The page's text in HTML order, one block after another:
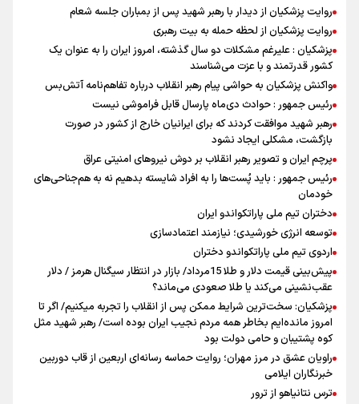
روایت پزشکیان از دیدار با رهبر شهید پس از بمباران جلسه شعام
روایت پزشکیان از لحظه حمله به بیت رهبری
پزشکیان : علیرغم مشکلات دو سال گذشته، امروز ایران را به عنوان یک
کشور قدرتمند و با عزت می‌شناسند
واکنش پزشکیان به حواشی پیام رهبر انقلاب درباره تفاهم‌نامه آتش‌بس
رئیس جمهور : حوادث دی‌ماه پارسال قابل فراموشی نیست
رهبر شهید موافقت کردند که برای ایرانیان خارج از کشور در صورت
بازگشت، مشکلی ایجاد نشود
پرچم ایران و تصویر رهبر انقلاب بر دوش نیروهای امنیتی عراق
رئیس جمهور : باید پُست‌ها را به افراد شایسته بدهیم نه به هم‌جناحی‌های
خودمان
دختران تیم ملی پاراتکواندو ایران
توسعه انرژی خورشیدی؛ نیازمند اعتمادسازی
اردوی تیم ملی پاراتکواندو دختران
پیش‌بینی قیمت دلار و طلا 15مرداد/ بازار در انتظار سیگنال هرمز / دلار
عقب‌نشینی می‌کند یا طلا صعودی می‌ماند؟
پزشکیان: سخت‌ترین شرایط ممکن پس از انقلاب را تجربه میکنیم/ اگر تا
امروز مانده‌ایم بخاطر همه‌ مردم نجیب ایران بوده است/ رهبر شهید مثل
کوه پشتیبان و حامی دولت بود
راویان عشق در مرز مهران؛ روایت حماسه‌ رسانه‌ای اربعین از قاب دوربین
خبرنگاران ایلامی
ترس نتانیاهو از ترور